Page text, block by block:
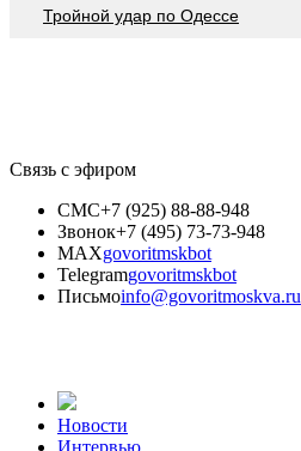
Тройной удар по Одессe
Связь с эфиром
СМС+7 (925) 88-88-948
Звонок+7 (495) 73-73-948
MAXgovoritmskbot
Telegramgovoritmskbot
Письмоinfo@govoritmoskva.ru
Новости
Интервью